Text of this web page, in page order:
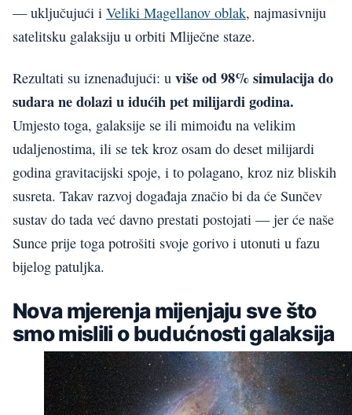
— uključujući i Veliki Magellanov oblak, najmasivniju
satelitsku galaksiju u orbiti Mliječne staze.
Rezultati su iznenađujući: u više od 98% simulacija do
sudara ne dolazi u idućih pet milijardi godina.
Umjesto toga, galaksije se ili mimoiđu na velikim
udaljenostima, ili se tek kroz osam do deset milijardi
godina gravitacijski spoje, i to polagano, kroz niz bliskih
susreta. Takav razvoj događaja značio bi da će Sunčev
sustav do tada već davno prestati postojati — jer će naše
Sunce prije toga potrošiti svoje gorivo i utonuti u fazu
bijelog patuljka.
Nova mjerenja mijenjaju sve što
smo mislili o budućnosti galaksija